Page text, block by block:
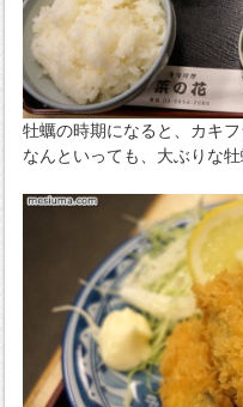
牡蠣の時期になると、カキ
なんといっても、大ぶりな